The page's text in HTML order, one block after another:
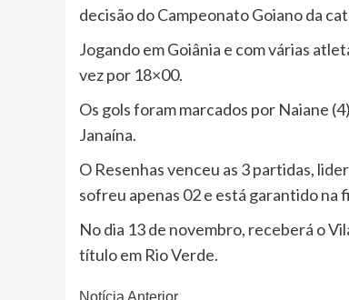
decisão do Campeonato Goiano da
Jogando em Goiânia e com várias
vez por 18×00.
Os gols foram marcados por Naiane
Janaína.
O Resenhas venceu as 3 partidas,
sofreu apenas 02 e está garantido na
No dia 13 de novembro, receberá o
título em Rio Verde.
Notícia Anterior